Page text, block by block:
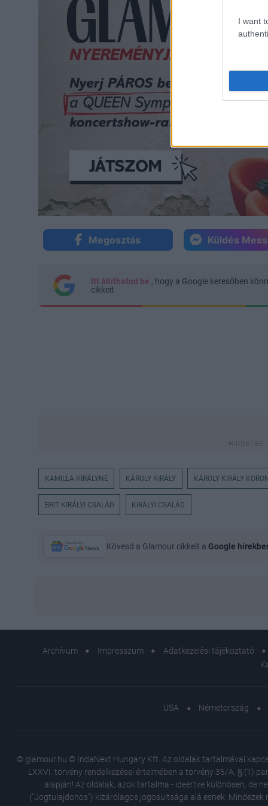
I want
Megosztás Küldés
Itt állíthatod be , hogy a Google keresőben
cikkeit
KAMILLA KIRÁLYNÉ KÁROLY KIRÁLY KÁROLY KIRÁLY
BRIT KIRÁLYI CSALÁD KIRÁLYI CSALÁD
Kövesd a Glamour cikkeit a Google
Archívum Impresszum Adatkezelési tájékoztató
USA Németország
© glamour.hu © IndaNext Hungary Kft. Az oldalak tartalmával
LXXVI. törvény rendelkezései értelmében a törvény 35/A. § (1)
alapján! Az oldalak, azok tartalma - ideértve különösen, de
("Jogtulajdonos") kizárólagos jogosultsága alá esnek.